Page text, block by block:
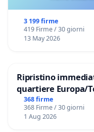
3 199 firme
419 Firme / 30 giorni
13 May 2026
Ripristino
quartiere Europa/
368 firme
368 Firme / 30 giorni
1 Aug 2026